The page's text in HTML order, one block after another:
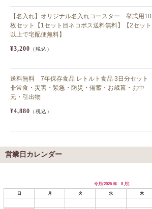
【名入れ】オリジナル名入れコースター 挙式用10
枚セット【1セット目ネコポス送料無料】【2セット
以上で宅配便無料】
¥3,200 （税込）
送料無料 7年保存食品 レトルト食品 3日分セット
非常食・災害・緊急・防災・備蓄・お歳暮・お中
元・引出物
¥4,880 （税込）
営業日カレンダー
今月(2026 年 8 月)
日
月 火 水 木